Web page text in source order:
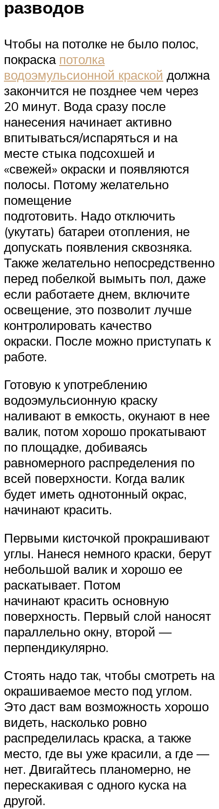
разводов
Чтобы на потолке не было полос,
покраска потолка
водоэмульсионной краской должна
закончится не позднее чем через
20 минут. Вода сразу после
нанесения начинает активно
впитываться/испаряться и на
месте стыка подсохшей и
«свежей» окраски и появляются
полосы. Потому желательно
помещение
подготовить. Надо отключить
(укутать) батареи отопления, не
допускать появления сквозняка.
Также желательно непосредственно
перед побелкой вымыть пол, даже
если работаете днем, включите
освещение, это позволит лучше
контролировать качество
окраски. После можно приступать к
работе.
Готовую к употреблению
водоэмульсионную краску
наливают в емкость, окунают в нее
валик, потом хорошо прокатывают
по площадке, добиваясь
равномерного распределения по
всей поверхности. Когда валик
будет иметь однотонный окрас,
начинают красить.
Первыми кисточкой прокрашивают
углы. Нанеся немного краски, берут
небольшой валик и хорошо ее
раскатывает. Потом
начинают красить основную
поверхность. Первый слой наносят
параллельно окну, второй —
перпендикулярно.
Стоять надо так, чтобы смотреть на
окрашиваемое место под углом.
Это даст вам возможность хорошо
видеть, насколько ровно
распределилась краска, а также
место, где вы уже красили, а где —
нет. Двигайтесь планомерно, не
перескакивая с одного куска на
другой.